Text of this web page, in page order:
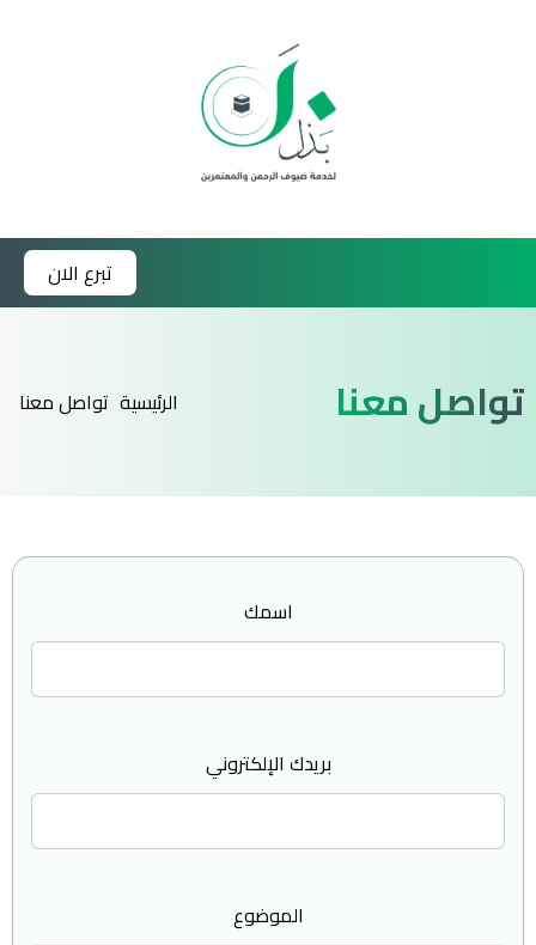
تبرع الان
تواصل معنا الرئيسية تواصل معنا
اسمك
بريدك الإلكتروني
الموضوع